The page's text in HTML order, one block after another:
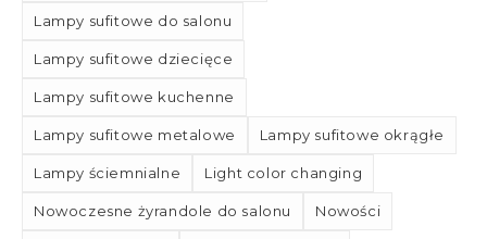
Lampy sufitowe do salonu
Lampy sufitowe dziecięce
Lampy sufitowe kuchenne
Lampy sufitowe metalowe Lampy sufitowe okrągłe
Lampy ściemnialne Light color changing
Nowoczesne żyrandole do salonu Nowości